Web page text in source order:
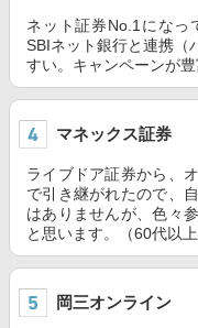
ネット証券No.1になっ
SBIネット銀行と連携
すい。キャンペーンが豊
マネックス証券
ライブドア証券から、
で引き継がれたので、
はありませんが、色々
と思います。（60代以上
岡三オンライン